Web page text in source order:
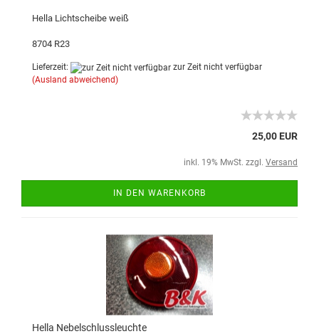
Hella Lichtscheibe weiß
8704 R23
Lieferzeit:
zur Zeit nicht verfügbar
(Ausland abweichend)
25,00 EUR
inkl. 19% MwSt. zzgl. Versand
IN DEN WARENKORB
Hella Nebelschlussleuchte